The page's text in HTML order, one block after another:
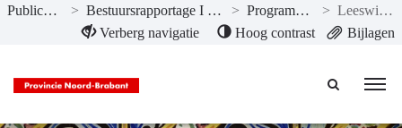
Naar hoofdinhoud
Publicaties > Bestuursrapportage I 2025 > Programma’s >
Leeswijzer
Verberg navigatie
Hoog contrast Bijlagen